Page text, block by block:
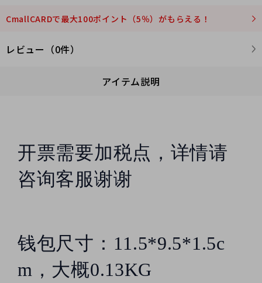
CmallCARDで最大100ポイント（5％）がもらえる！
レビュー（0件）
アイテム説明